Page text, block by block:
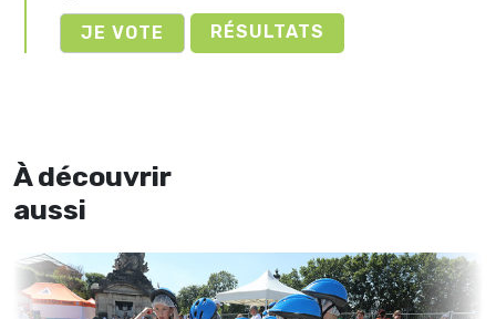
RÉSULTATS
À découvrir
aussi